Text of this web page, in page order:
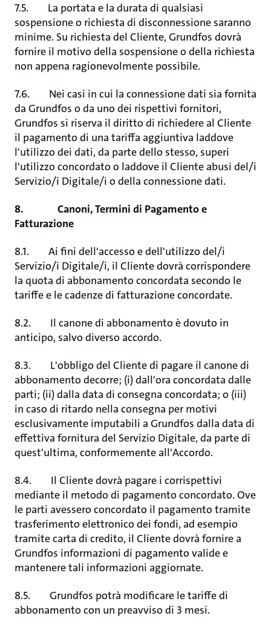
7.5. La portata e la durata di qualsiasi
sospensione o richiesta di disconnessione saranno
minime. Su richiesta del Cliente, Grundfos dovrà
fornire il motivo della sospensione o della richiesta
non appena ragionevolmente possibile.
7.6. Nei casi in cui la connessione dati sia fornita
da Grundfos o da uno dei rispettivi fornitori,
Grundfos si riserva il diritto di richiedere al Cliente
il pagamento di una tariffa aggiuntiva laddove
l'utilizzo dei dati, da parte dello stesso, superi
l'utilizzo concordato o laddove il Cliente abusi del/i
Servizio/i Digitale/i o della connessione dati.
8. Canoni, Termini di Pagamento e
Fatturazione
8.1. Ai fini dell'accesso e dell'utilizzo del/i
Servizio/i Digitale/i, il Cliente dovrà corrispondere
la quota di abbonamento concordata secondo le
tariffe e le cadenze di fatturazione concordate.
8.2. Il canone di abbonamento è dovuto in
anticipo, salvo diverso accordo.
8.3. L'obbligo del Cliente di pagare il canone di
abbonamento decorre; (i) dall'ora concordata dalle
parti; (ii) dalla data di consegna concordata; o (iii)
in caso di ritardo nella consegna per motivi
esclusivamente imputabili a Grundfos dalla data di
effettiva fornitura del Servizio Digitale, da parte di
quest'ultima, conformemente all'Accordo.
8.4. Il Cliente dovrà pagare i corrispettivi
mediante il metodo di pagamento concordato. Ove
le parti avessero concordato il pagamento tramite
trasferimento elettronico dei fondi, ad esempio
tramite carta di credito, il Cliente dovrà fornire a
Grundfos informazioni di pagamento valide e
mantenere tali informazioni aggiornate.
8.5. Grundfos potrà modificare le tariffe di
abbonamento con un preavviso di 3 mesi.